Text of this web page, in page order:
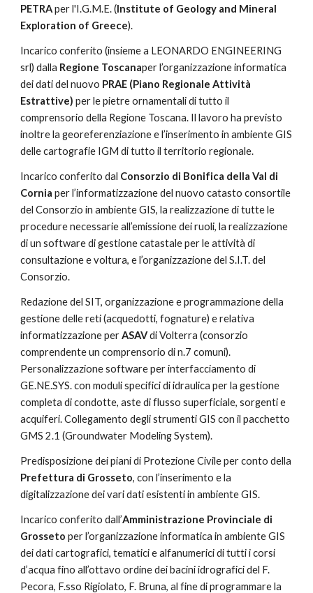
PETRA per l'I.G.M.E. (Institute of Geology and Mineral
Exploration of Greece).
Incarico conferito (insieme a LEONARDO ENGINEERING
srl) dalla Regione Toscanaper l’organizzazione informatica
dei dati del nuovo PRAE (Piano Regionale Attività
Estrattive) per le pietre ornamentali di tutto il
comprensorio della Regione Toscana. Il lavoro ha previsto
inoltre la georeferenziazione e l’inserimento in ambiente GIS
delle cartografie IGM di tutto il territorio regionale.
Incarico conferito dal Consorzio di Bonifica della Val di
Cornia per l’informatizzazione del nuovo catasto consortile
del Consorzio in ambiente GIS, la realizzazione di tutte le
procedure necessarie all’emissione dei ruoli, la realizzazione
di un software di gestione catastale per le attività di
consultazione e voltura, e l’organizzazione del S.I.T. del
Consorzio.
Redazione del SIT, organizzazione e programmazione della
gestione delle reti (acquedotti, fognature) e relativa
informatizzazione per ASAV di Volterra (consorzio
comprendente un comprensorio di n.7 comuni).
Personalizzazione software per interfacciamento di
GE.NE.SYS. con moduli specifici di idraulica per la gestione
completa di condotte, aste di flusso superficiale, sorgenti e
acquiferi. Collegamento degli strumenti GIS con il pacchetto
GMS 2.1 (Groundwater Modeling System).
Prefettura di Grosseto, con l’inserimento e la
digitalizzazione dei vari dati esistenti in ambiente GIS.
Incarico conferito dall’Amministrazione Provinciale di
Grosseto per l’organizzazione informatica in ambiente GIS
dei dati cartografici, tematici e alfanumerici di tutti i corsi
d’acqua fino all’ottavo ordine dei bacini idrografici del F.
Pecora, F.sso Rigiolato, F. Bruna, al fine di programmare la